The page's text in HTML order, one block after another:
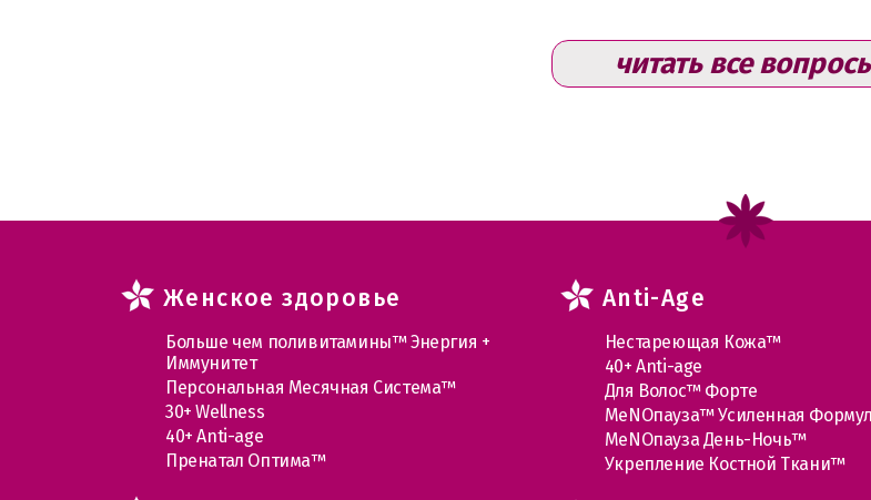
читать все
Женское здоровье
Больше чем поливитамины™ Энергия +
Иммунитет
Персональная Месячная Система™
30+ Wellness
40+ Anti-age
Пренатал Оптима™
Anti-Age
Нестареющая Кожа™
40+ Anti-age
Для Волос™ Форте
МеNOпауза™ Усиленная
МеNOпауза День-Ночь™
Укрепление Костной Ткани™